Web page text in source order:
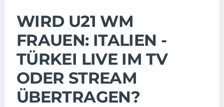
WIRD U21 WM
FRAUEN: ITALIEN -
TÜRKEI LIVE IM TV
ODER STREAM
ÜBERTRAGEN?